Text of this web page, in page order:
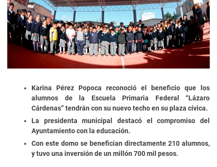
Karina Pérez Popoca reconoció el beneficio que los
alumnos de la Escuela Primaria Federal “Lázaro
Cárdenas” tendrán con su nuevo techo en su plaza cívica.
La presidenta municipal destacó el compromiso del
Ayuntamiento con la educación.
Con este domo se benefician directamente 210 alumnos,
y tuvo una inversión de un millón 700 mil pesos.